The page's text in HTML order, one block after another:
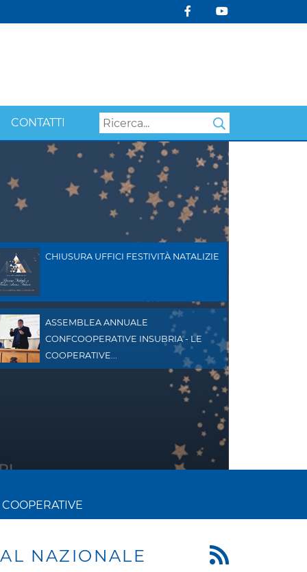
CONTATTI
CHIUSURA UFFICI FESTIVITÀ NATALIZIE
ASSEMBLEA ANNUALE
CONFCOOPERATIVE INSUBRIA - LE
COOPERATIVE...
NAZIONALE